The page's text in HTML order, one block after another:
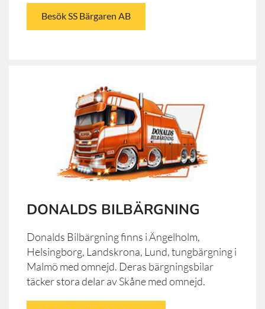
Besök SS Bärgaren AB
DONALDS BILBÄRGNING
Donalds Bilbärgning finns i Ängelholm,
Helsingborg, Landskrona, Lund, tungbärgning i
Malmö med omnejd. Deras bärgningsbilar
täcker stora delar av Skåne med omnejd.